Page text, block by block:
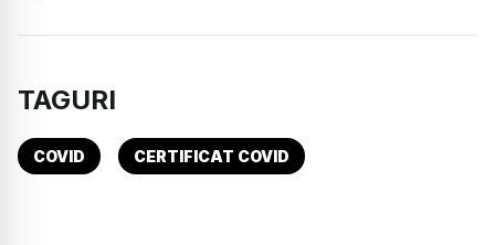
TAGURI
COVID CERTIFICAT COVID